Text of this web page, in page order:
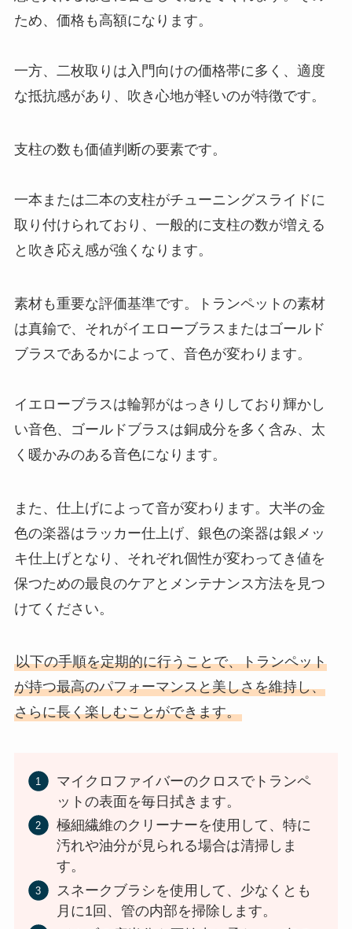
ため、価格も高額になります。
一方、二枚取りは入門向けの価格帯に多く、適度
な抵抗感があり、吹き心地が軽いのが特徴です。
支柱の数も価値判断の要素です。
一本または二本の支柱がチューニングスライドに
取り付けられており、一般的に支柱の数が増える
と吹き応え感が強くなります。
素材も重要な評価基準です。トランペットの素材
は真鍮で、それがイエローブラスまたはゴールド
ブラスであるかによって、音色が変わります。
イエローブラスは輪郭がはっきりしており輝かし
い音色、ゴールドブラスは銅成分を多く含み、太
く暖かみのある音色になります。
また、仕上げによって音が変わります。大半の金
色の楽器はラッカー仕上げ、銀色の楽器は銀メッ
キ仕上げとなり、それぞれ個性が変わってき値を
保つための最良のケアとメンテナンス方法を見つ
けてください。
以下の手順を定期的に行うことで、トランペット
が持つ最高のパフォーマンスと美しさを維持し、
さらに長く楽しむことができます。
マイクロファイバーのクロスでトランペ
ットの表面を毎日拭きます。
極細繊維のクリーナーを使用して、特に
汚れや油分が見られる場合は清掃しま
す。
スネークブラシを使用して、少なくとも
月に1回、管の内部を掃除します。